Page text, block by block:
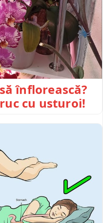
înflorească?
cu usturoi!